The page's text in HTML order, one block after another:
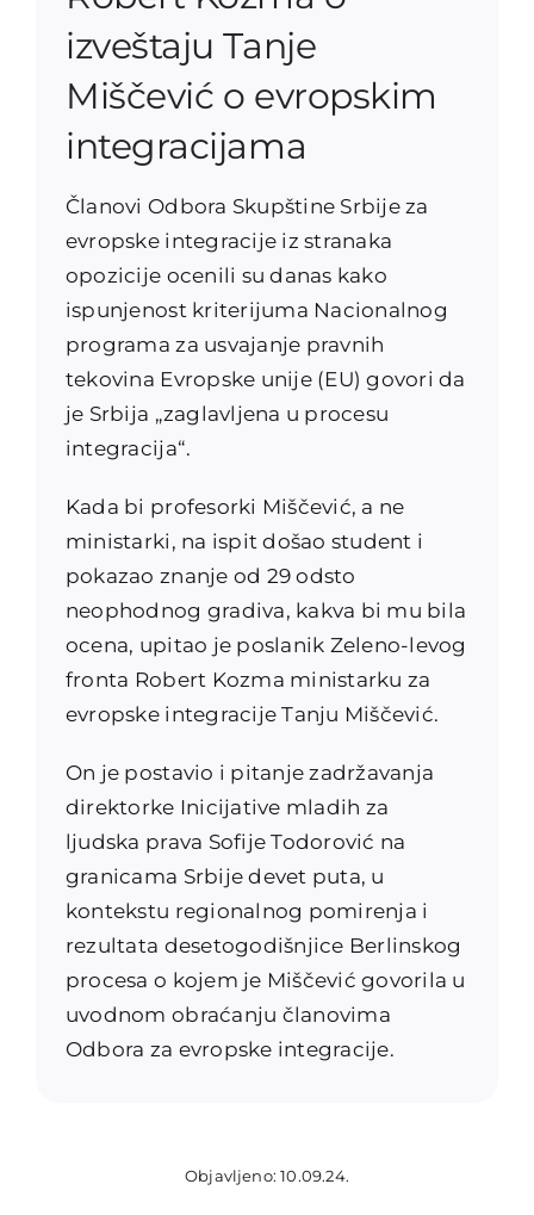
izveštaju Tanje
Miščević o evropskim
integracijama
Članovi Odbora Skupštine Srbije za
evropske integracije iz stranaka
opozicije ocenili su danas kako
ispunjenost kriterijuma Nacionalnog
programa za usvajanje pravnih
tekovina Evropske unije (EU) govori da
je Srbija „zaglavljena u procesu
integracija“.
Kada bi profesorki Miščević, a ne
ministarki, na ispit došao student i
pokazao znanje od 29 odsto
neophodnog gradiva, kakva bi mu bila
ocena, upitao je poslanik Zeleno-levog
fronta Robert Kozma ministarku za
evropske integracije Tanju Miščević.
On je postavio i pitanje zadržavanja
direktorke Inicijative mladih za
ljudska prava Sofije Todorović na
granicama Srbije devet puta, u
kontekstu regionalnog pomirenja i
rezultata desetogodišnjice Berlinskog
procesa o kojem je Miščević govorila u
uvodnom obraćanju članovima
Odbora za evropske integracije.
Objavljeno: 10.09.24.